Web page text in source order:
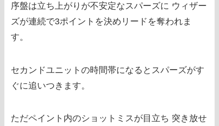
序盤は立ち上がりが不安定なスパーズに ウィザー
ズが連続で3ポイントを決めリードを奪われま
す。
セカンドユニットの時間帯になるとスパーズがす
ぐに追いつきます。
ただペイント内のショットミスが目立ち 突き放せ